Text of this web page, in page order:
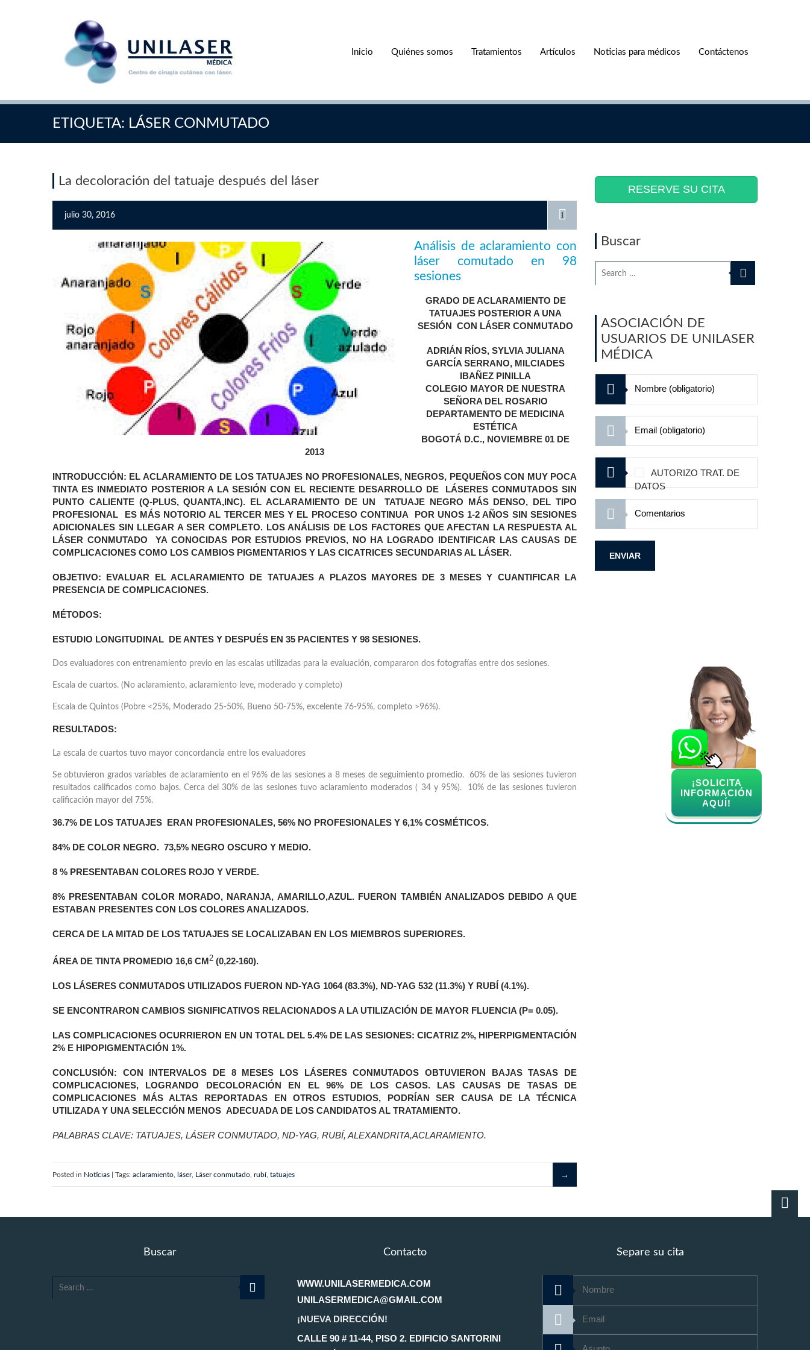
Inicio Quiénes somos Tratamientos Artículos Noticias para médicos Contáctenos
ETIQUETA: LÁSER CONMUTADO
RESERVE SU CITA
Buscar
ASOCIACIÓN DE
USUARIOS DE UNILASER
MÉDICA
AUTORIZO TRAT. DE
DATOS
La decoloración del tatuaje después del láser
1
julio 30, 2016
Análisis de aclaramiento con
láser comutado en 98
sesiones
GRADO DE ACLARAMIENTO DE
TATUAJES POSTERIOR A UNA
SESIÓN CON LÁSER CONMUTADO
ADRIÁN RÍOS, SYLVIA JULIANA
GARCÍA SERRANO, MILCIADES
IBAÑEZ PINILLA
COLEGIO MAYOR DE NUESTRA
SEÑORA DEL ROSARIO
DEPARTAMENTO DE MEDICINA
ESTÉTICA
BOGOTÁ D.C., NOVIEMBRE 01 DE
2013
INTRODUCCIÓN: EL ACLARAMIENTO DE LOS TATUAJES NO PROFESIONALES, NEGROS, PEQUEÑOS CON MUY POCA
TINTA ES INMEDIATO POSTERIOR A LA SESIÓN CON EL RECIENTE DESARROLLO DE LÁSERES CONMUTADOS SIN
PUNTO CALIENTE (Q-PLUS, QUANTA,INC). EL ACLARAMIENTO DE UN TATUAJE NEGRO MÁS DENSO, DEL TIPO
PROFESIONAL ES MÁS NOTORIO AL TERCER MES Y EL PROCESO CONTINUA POR UNOS 1-2 AÑOS SIN SESIONES
ADICIONALES SIN LLEGAR A SER COMPLETO. LOS ANÁLISIS DE LOS FACTORES QUE AFECTAN LA RESPUESTA AL
LÁSER CONMUTADO YA CONOCIDAS POR ESTUDIOS PREVIOS, NO HA LOGRADO IDENTIFICAR LAS CAUSAS DE
COMPLICACIONES COMO LOS CAMBIOS PIGMENTARIOS Y LAS CICATRICES SECUNDARIAS AL LÁSER.
OBJETIVO: EVALUAR EL ACLARAMIENTO DE TATUAJES A PLAZOS MAYORES DE 3 MESES Y CUANTIFICAR LA
PRESENCIA DE COMPLICACIONES.
MÉTODOS:
ESTUDIO LONGITUDINAL DE ANTES Y DESPUÉS EN 35 PACIENTES Y 98 SESIONES.
Dos evaluadores con entrenamiento previo en las escalas utilizadas para la evaluación, compararon dos fotografías entre dos sesiones.
Escala de cuartos. (No aclaramiento, aclaramiento leve, moderado y completo)
Escala de Quintos (Pobre <25%, Moderado 25-50%, Bueno 50-75%, excelente 76-95%, completo >96%).
RESULTADOS:
La escala de cuartos tuvo mayor concordancia entre los evaluadores
Se obtuvieron grados variables de aclaramiento en el 96% de las sesiones a 8 meses de seguimiento promedio. 60% de las sesiones tuvieron
resultados calificados como bajos. Cerca del 30% de las sesiones tuvo aclaramiento moderados ( 34 y 95%). 10% de las sesiones tuvieron
calificación mayor del 75%.
36.7% DE LOS TATUAJES ERAN PROFESIONALES, 56% NO PROFESIONALES Y 6,1% COSMÉTICOS.
84% DE COLOR NEGRO. 73,5% NEGRO OSCURO Y MEDIO.
8 % PRESENTABAN COLORES ROJO Y VERDE.
8% PRESENTABAN COLOR MORADO, NARANJA, AMARILLO,AZUL. FUERON TAMBIÉN ANALIZADOS DEBIDO A QUE
ESTABAN PRESENTES CON LOS COLORES ANALIZADOS.
CERCA DE LA MITAD DE LOS TATUAJES SE LOCALIZABAN EN LOS MIEMBROS SUPERIORES.
ÁREA DE TINTA PROMEDIO 16,6 CM2 (0,22-160).
LOS LÁSERES CONMUTADOS UTILIZADOS FUERON ND-YAG 1064 (83.3%), ND-YAG 532 (11.3%) Y RUBÍ (4.1%).
SE ENCONTRARON CAMBIOS SIGNIFICATIVOS RELACIONADOS A LA UTILIZACIÓN DE MAYOR FLUENCIA (P= 0.05).
LAS COMPLICACIONES OCURRIERON EN UN TOTAL DEL 5.4% DE LAS SESIONES: CICATRIZ 2%, HIPERPIGMENTACIÓN
2% E HIPOPIGMENTACIÓN 1%.
CONCLUSIÓN: CON INTERVALOS DE 8 MESES LOS LÁSERES CONMUTADOS OBTUVIERON BAJAS TASAS DE
COMPLICACIONES, LOGRANDO DECOLORACIÓN EN EL 96% DE LOS CASOS. LAS CAUSAS DE TASAS DE
COMPLICACIONES MÁS ALTAS REPORTADAS EN OTROS ESTUDIOS, PODRÍAN SER CAUSA DE LA TÉCNICA
UTILIZADA Y UNA SELECCIÓN MENOS ADECUADA DE LOS CANDIDATOS AL TRATAMIENTO.
PALABRAS CLAVE: TATUAJES, LÁSER CONMUTADO, ND-YAG, RUBÍ, ALEXANDRITA,ACLARAMIENTO.
Posted in Noticias | Tags: aclaramiento láser, Láser conmutado rubí tatuajes
Buscar Contacto
WWW.UNILASERMEDICA.COM
UNILASERMEDICA@GMAIL.COM
¡NUEVA DIRECCIÓN!
CALLE 90 # 11-44, PISO 2. EDIFICIO SANTORINI
Separe su cita
¡SOLICITA
INFORMACIÓN
AQUÍ!